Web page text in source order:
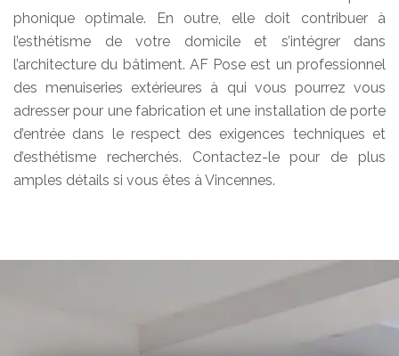
phonique optimale. En outre, elle doit contribuer à
l’esthétisme de votre domicile et s’intégrer dans
l’architecture du bâtiment. AF Pose est un professionnel
des menuiseries extérieures à qui vous pourrez vous
adresser pour une fabrication et une installation de porte
d’entrée dans le respect des exigences techniques et
d’esthétisme recherchés. Contactez-le pour de plus
amples détails si vous êtes à Vincennes.